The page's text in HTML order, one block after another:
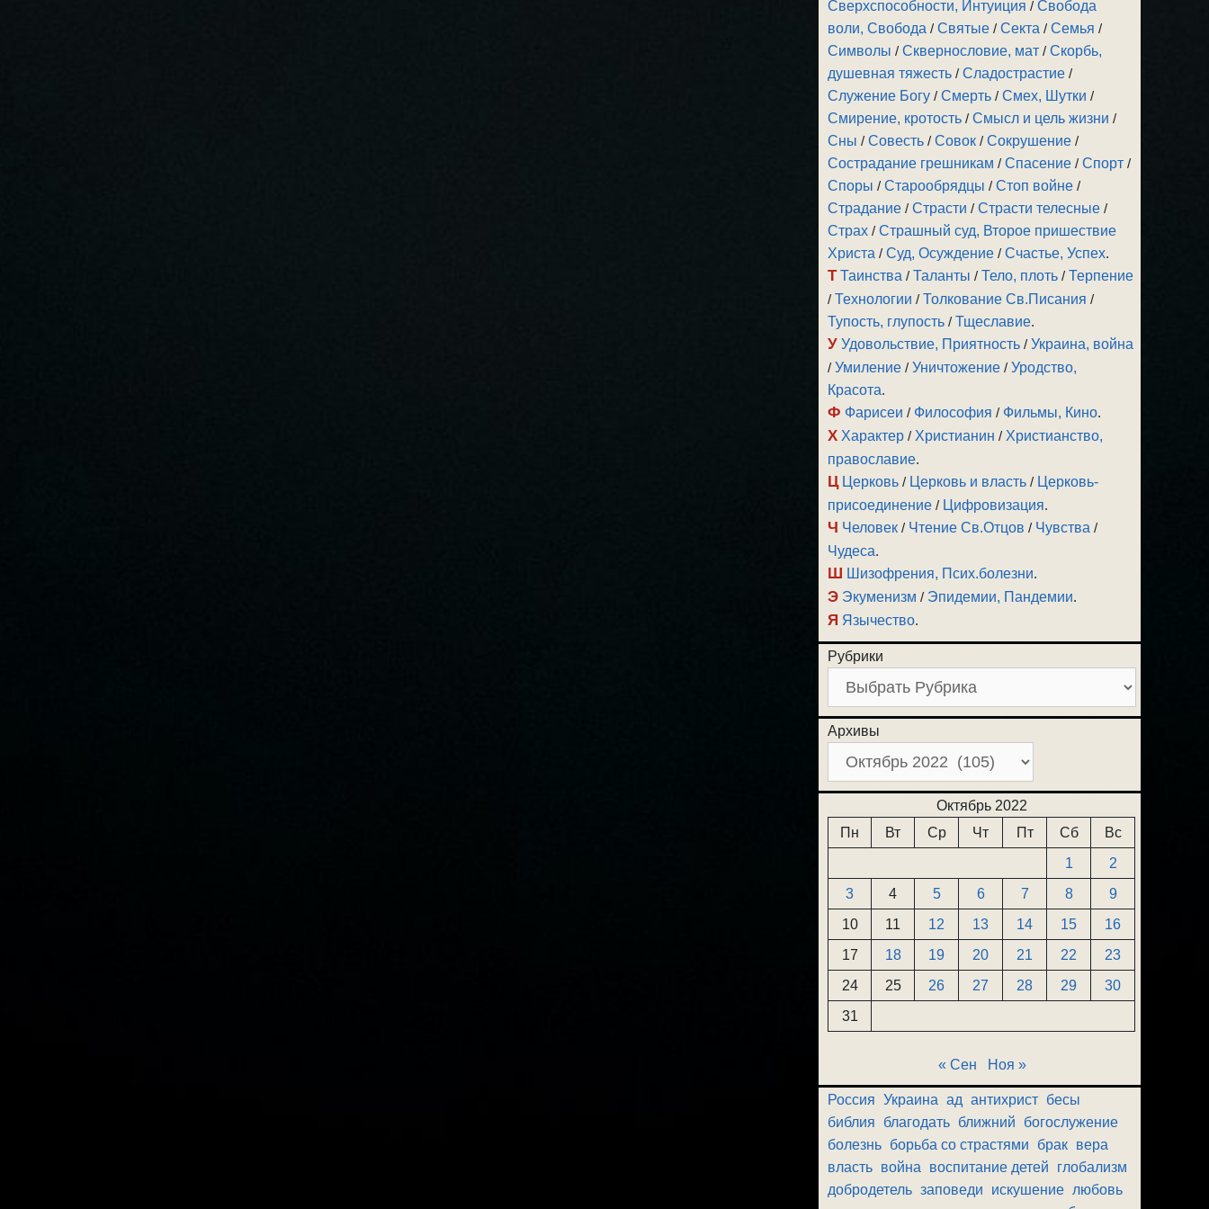
Сверхспособности, Интуиция /Свобода
воли, Свобода /Святые /Секта /Семья /
Символы /Сквернословие, мат /Скорбь,
душевная тяжесть /Сладострастие /
Служение Богу /Смерть /Смех, Шутки /
Смирение, кротость /Смысл и цель жизни /
Сны /Совесть /Совок /Сокрушение /
Сострадание грешникам /Спасение /Спорт /
Споры /Старообрядцы /Стоп войне /
Страдание /Страсти /Страсти телесные /
Страх /Страшный суд, Второе пришествие
Христа /Суд, Осуждение /Счастье, Успех.
Т Таинства /Таланты /Тело, плоть /Терпение
/Технологии /Толкование Св.Писания /
Тупость, глупость /Тщеславие.
У Удовольствие, Приятность /Украина, война
/Умиление /Уничтожение /Уродство,
Красота.
Ф Фарисеи / Философия / Фильмы, Кино.
Х Характер / Христианин / Христианство,
православие.
Ц Церковь / Церковь и власть / Церковь-
присоединение / Цифровизация.
Ч Человек / Чтение Св.Отцов / Чувства /
Чудеса.
Ш Шизофрения, Псих.болезни.
Э Экуменизм / Эпидемии, Пандемии.
Я Язычество.
Рубрики
Архивы
Октябрь 2022
Пн
Вт Ср Чт Пт Сб
Вс
1
2
3
4 5 6 7 8
9
10
11 12 13 14 15
16
17
18 19 20 21 22
23
24
25 26 27 28 29
30
31
« Сен Ноя »
Россия Украина ад антихрист бесы
библия
благодать ближний
богослужение
болезнь борьба со страстями брак вера
власть война воспитание детей
глобализм
добродетель заповеди искушение любовь